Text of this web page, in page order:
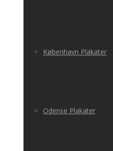
København Plakater
Odense Plakater